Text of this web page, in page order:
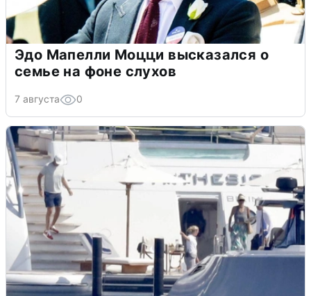
Эдо Мапелли Моцци высказался о
семье на фоне слухов
7 августа 0